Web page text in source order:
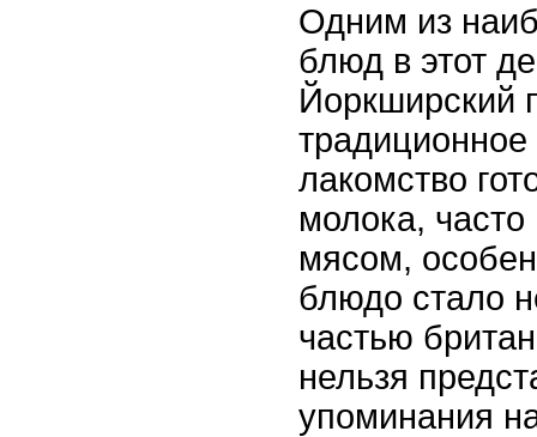
Одним из
блюд в этот
Йоркширский
традиционное
лакомство
молока,
мясом,
блюдо стало
частью
нельзя
упоминания